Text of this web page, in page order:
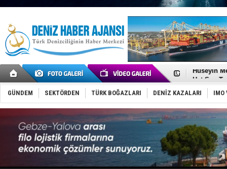
Dünyanın
Türk
Hat-San
Med
Tekne, su
Dışişleri
Depo ve
SES
Kargıcak
GÜNDEM SEKTÖRDEN TÜRK BOĞAZLARI DENİZ KAZALARI IMO